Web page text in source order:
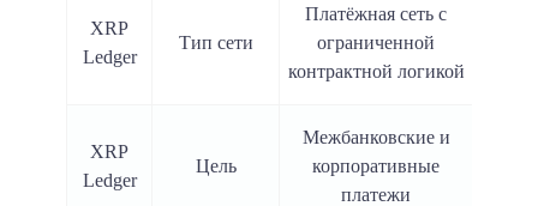
XRP
Ledger
Тип сети
Платёжная сеть с
ограниченной
контрактной логикой
XRP
Ledger
Цель
Межбанковские и
корпоративные
платежи